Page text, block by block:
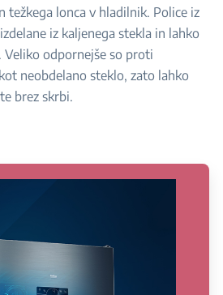
težkega lonca v hladilnik. Police iz
iz kaljenega stekla in lahko
Veliko odpornejše so proti
neobdelano steklo, zato lahko
brez skrbi.